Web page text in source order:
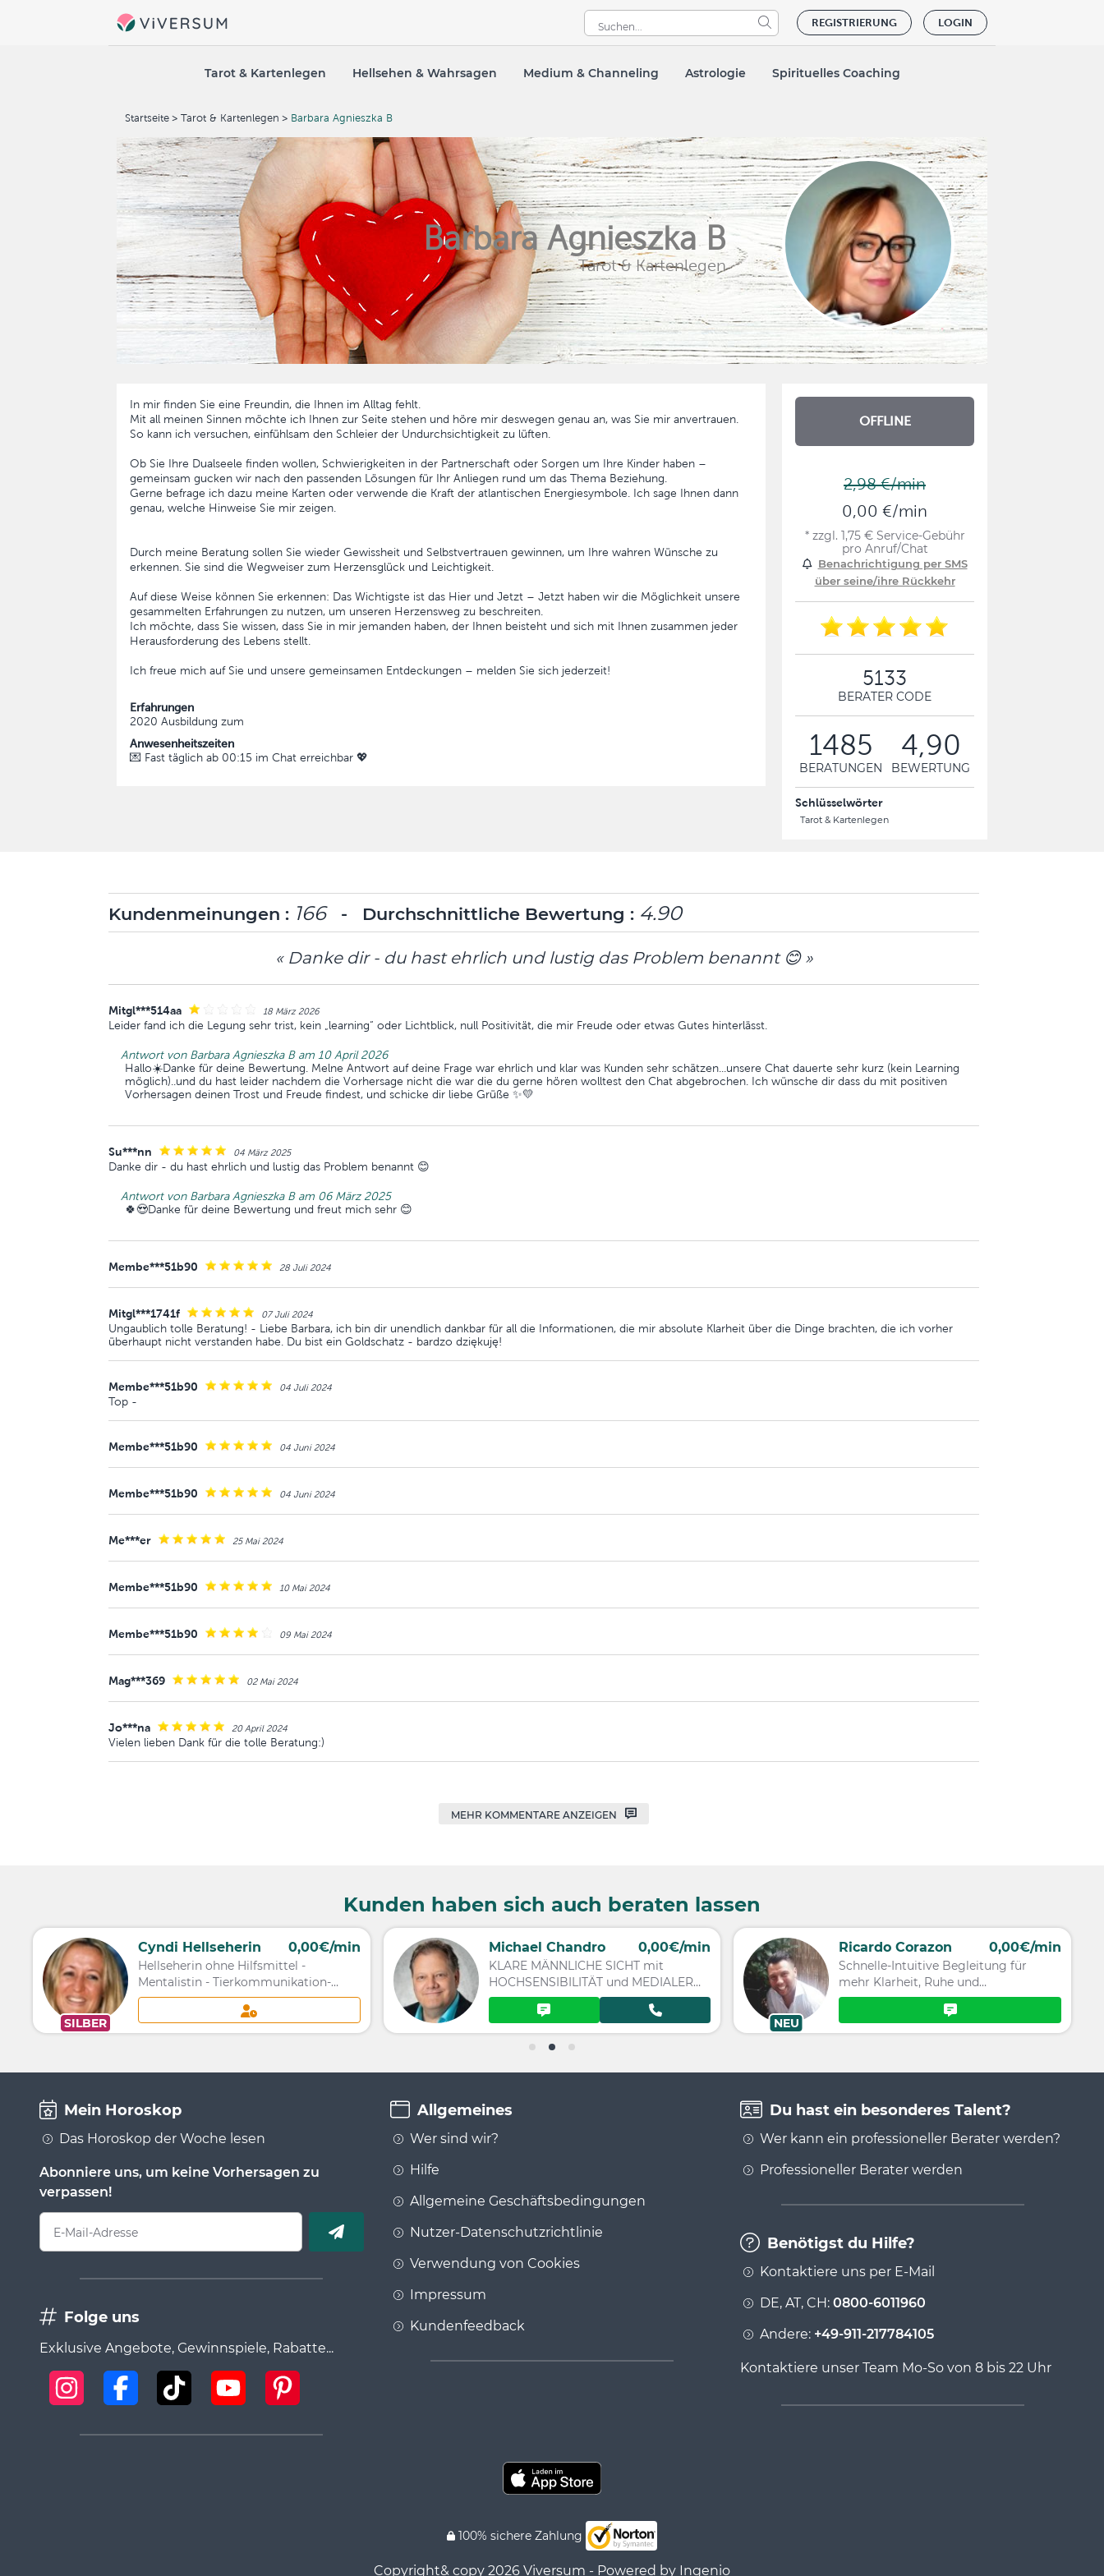
REGISTRIERUNG LOGIN
Tarot & Kartenlegen Hellsehen & Wahrsagen Medium & Channeling Astrologie Spirituelles Coaching
Startseite Tarot & Kartenlegen Barbara Agnieszka B
Barbara Agnieszka B
Tarot & Kartenlegen
OFFLINE
2,98 €/min
0,00 €/min
* zzgl. 1,75 € Service-Gebühr
pro Anruf/Chat
Benachrichtigung per SMS
über seine/ihre Rückkehr
5133
BERATER CODE
1485
BERATUNGEN
4,90
BEWERTUNG
Schlüsselwörter
Tarot & Kartenlegen
In mir finden Sie eine Freundin, die Ihnen im Alltag fehlt.
Mit all meinen Sinnen möchte ich Ihnen zur Seite stehen und höre mir deswegen genau an, was Sie mir anvertrauen.
So kann ich versuchen, einfühlsam den Schleier der Undurchsichtigkeit zu lüften.
Ob Sie Ihre Dualseele finden wollen, Schwierigkeiten in der Partnerschaft oder Sorgen um Ihre Kinder haben –
gemeinsam gucken wir nach den passenden Lösungen für Ihr Anliegen rund um das Thema Beziehung.
Gerne befrage ich dazu meine Karten oder verwende die Kraft der atlantischen Energiesymbole. Ich sage Ihnen dann
genau, welche Hinweise Sie mir zeigen.
Durch meine Beratung sollen Sie wieder Gewissheit und Selbstvertrauen gewinnen, um Ihre wahren Wünsche zu
erkennen. Sie sind die Wegweiser zum Herzensglück und Leichtigkeit.
Auf diese Weise können Sie erkennen: Das Wichtigste ist das Hier und Jetzt – Jetzt haben wir die Möglichkeit unsere
gesammelten Erfahrungen zu nutzen, um unseren Herzensweg zu beschreiten.
Ich möchte, dass Sie wissen, dass Sie in mir jemanden haben, der Ihnen beisteht und sich mit Ihnen zusammen jeder
Herausforderung des Lebens stellt.
Ich freue mich auf Sie und unsere gemeinsamen Entdeckungen – melden Sie sich jederzeit!
Erfahrungen
2020 Ausbildung zum
Anwesenheitszeiten
💌 Fast täglich ab 00:15 im Chat erreichbar 💖
Kundenmeinungen : 166 - Durchschnittliche Bewertung : 4.90
« Danke dir - du hast ehrlich und lustig das Problem benannt 😊 »
Mitgl***514aa 18 März 2026
Leider fand ich die Legung sehr trist, kein „learning“ oder Lichtblick, null Positivität, die mir Freude oder etwas Gutes hinterlässt.
Antwort von Barbara Agnieszka B am 10 April 2026
Hallo☀️Danke für deine Bewertung. Melne Antwort auf deine Frage war ehrlich und klar was Kunden sehr schätzen...unsere Chat dauerte sehr kurz (kein Learning
möglich)..und du hast leider nachdem die Vorhersage nicht die war die du gerne hören wolltest den Chat abgebrochen. Ich wünsche dir dass du mit positiven
Vorhersagen deinen Trost und Freude findest, und schicke dir liebe Grüße ✨️💛
Su***nn 04 März 2025
Danke dir - du hast ehrlich und lustig das Problem benannt 😊
Antwort von Barbara Agnieszka B am 06 März 2025
🍀😍Danke für deine Bewertung und freut mich sehr 😊
Membe***51b90 28 Juli 2024
Mitgl***1741f 07 Juli 2024
Ungaublich tolle Beratung! - Liebe Barbara, ich bin dir unendlich dankbar für all die Informationen, die mir absolute Klarheit über die Dinge brachten, die ich vorher
überhaupt nicht verstanden habe. Du bist ein Goldschatz - bardzo dziękuję!
Membe***51b90 04 Juli 2024
Top -
Membe***51b90 04 Juni 2024
Membe***51b90 04 Juni 2024
Me***er 25 Mai 2024
Membe***51b90 10 Mai 2024
Membe***51b90 09 Mai 2024
Mag***369 02 Mai 2024
Jo***na 20 April 2024
Vielen lieben Dank für die tolle Beratung:)
MEHR KOMMENTARE ANZEIGEN
Kunden haben sich auch beraten lassen
SILBER
Cyndi Hellseherin 0,00€/min
Hellseherin ohne Hilfsmittel -
Mentalistin - Tierkommunikation-
Jenseitskontakte
Michael Chandro 0,00€/min
KLARE MÄNNLICHE SICHT mit
HOCHSENSIBILITÄT und MEDIALER
SPIRITUALITÄT
NEU
Ricardo Corazon 0,00€/min
Schnelle-Intuitive Begleitung für
mehr Klarheit, Ruhe und
Lebensfreude.
Mein Horoskop
Das Horoskop der Woche lesen
Abonniere uns, um keine Vorhersagen zu
verpassen!
E-Mail-Adresse
Folge uns
Exklusive Angebote, Gewinnspiele, Rabatte...
Allgemeines
Wer sind wir?
Hilfe
Allgemeine Geschäftsbedingungen
Nutzer-Datenschutzrichtlinie
Verwendung von Cookies
Impressum
Kundenfeedback
Du hast ein besonderes Talent?
Wer kann ein professioneller Berater werden?
Professioneller Berater werden
Benötigst du Hilfe?
Kontaktiere uns per E-Mail
DE, AT, CH:0800-6011960
Andere: +49-911-217784105
Kontaktiere unser Team Mo-So von 8 bis 22 Uhr
100% sichere Zahlung
Copyright& copy 2026 Viversum - Powered by Ingenio